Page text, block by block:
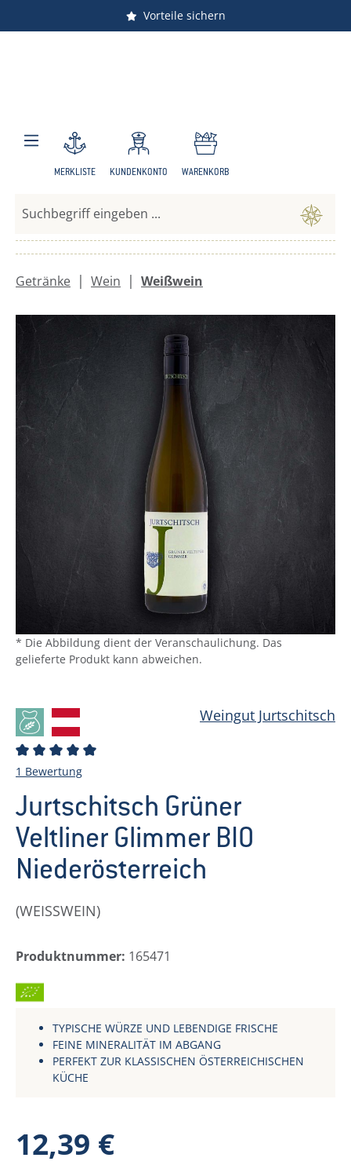
Zum Hauptinhalt springen
Vorteile sichern
MERKLISTE KUNDENKONTO WARENKORB
Getränke | Wein | Weißwein
Bildergalerie überspringen
* Die Abbildung dient der Veranschaulichung. Das
gelieferte Produkt kann abweichen.
Weingut Jurtschitsch
Durchschnittliche Bewertung von 5 von 5 Sternen
1 Bewertung
Jurtschitsch Grüner
Veltliner Glimmer BIO
Niederösterreich
(WEISSWEIN)
Produktnummer: 165471
TYPISCHE WÜRZE UND LEBENDIGE FRISCHE
FEINE MINERALITÄT IM ABGANG
PERFEKT ZUR KLASSISCHEN ÖSTERREICHISCHEN
KÜCHE
Regulärer Preis:
12,39 €